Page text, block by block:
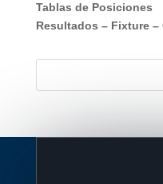
Tablas de Posiciones
Resultados – Fixture–